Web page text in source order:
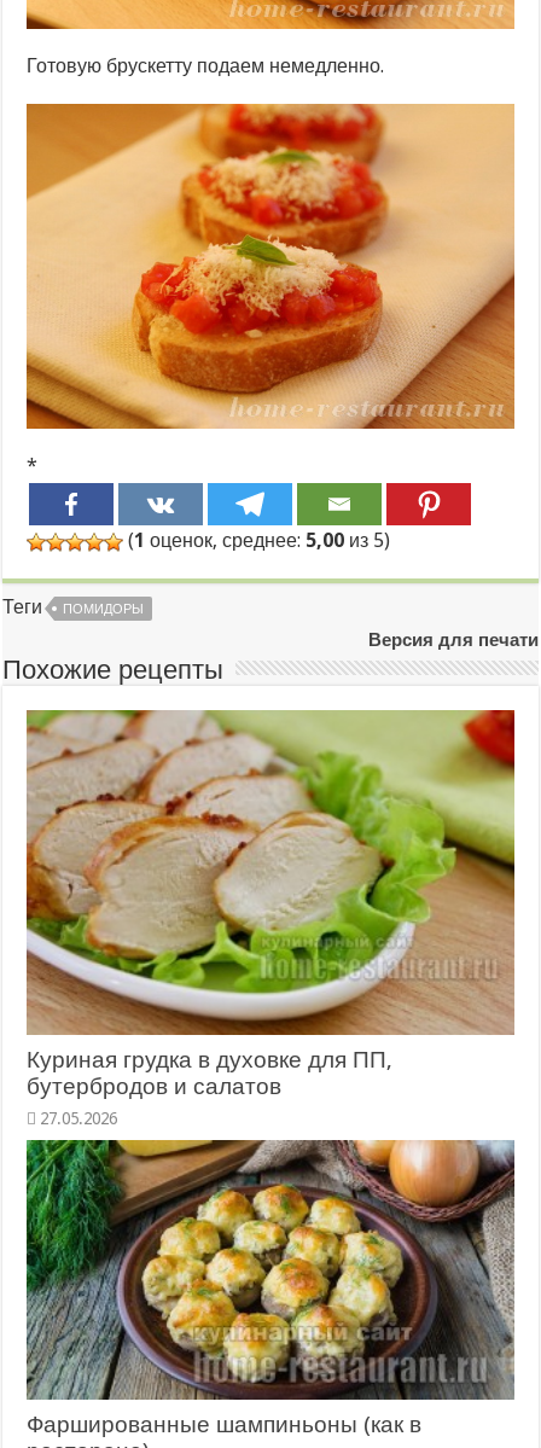
Готовую брускетту подаем немедленно.
*
(1 оценок, среднее: 5,00 из 5)
Теги ПОМИДОРЫ
Версия для печати
Похожие рецепты
Куриная грудка в духовке для ПП,
бутербродов и салатов
27.05.2026
Фаршированные шампиньоны (как в